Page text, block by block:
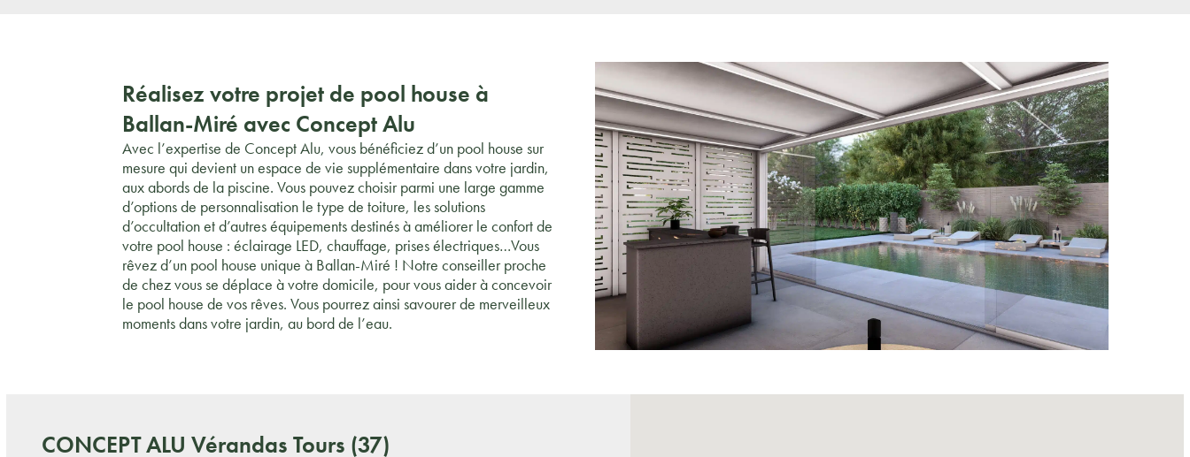
Réalisez votre projet de pool house à
Ballan-Miré avec Concept Alu
Avec l’expertise de Concept Alu, vous bénéficiez d’un pool house sur
mesure qui devient un espace de vie supplémentaire dans votre jardin,
aux abords de la piscine. Vous pouvez choisir parmi une large gamme
d’options de personnalisation le type de toiture, les solutions
d’occultation et d’autres équipements destinés à améliorer le confort de
votre pool house : éclairage LED, chauffage, prises électriques…Vous
rêvez d’un pool house unique à Ballan-Miré ! Notre conseiller proche
de chez vous se déplace à votre domicile, pour vous aider à concevoir
le pool house de vos rêves. Vous pourrez ainsi savourer de merveilleux
moments dans votre jardin, au bord de l’eau.
CONCEPT ALU Vérandas Tours (37)